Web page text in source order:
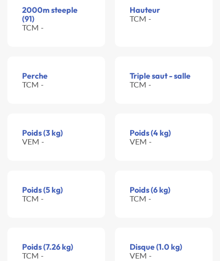
2000m steeple
(91)
TCM -
Hauteur
TCM -
Perche
TCM -
Triple saut - salle
TCM -
Poids (3 kg)
VEM -
Poids (4 kg)
VEM -
Poids (5 kg)
TCM -
Poids (6 kg)
TCM -
Poids (7.26 kg)
TCM -
Disque (1.0 kg)
VEM -